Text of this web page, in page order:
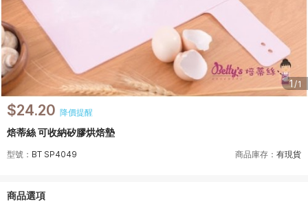
1 /1
$24.20 降價提醒
焙蒂絲 可收納矽膠烘焙墊
型號： BT SP4049 商品庫存： 有現貨
商品選項